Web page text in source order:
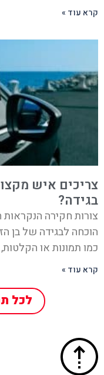
קרא עוד »
צריכים איש
בגידה?
צורות חקירה
הוכחה לבגידה של בן
כמו תמונות או
קרא עוד »
לכל